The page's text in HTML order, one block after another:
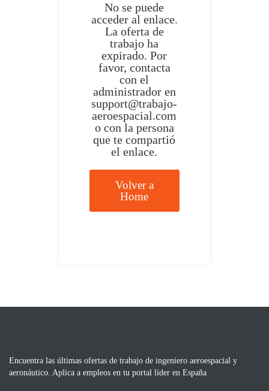
No se puede
acceder al enlace.
La oferta de
trabajo ha
expirado. Por
favor, contacta
con el
administrador en
support@trabajo-
aeroespacial.com
o con la persona
que te compartió
el enlace.
Volver a
Home
Encuentra las últimas ofertas de trabajo de ingeniero aeroespacial y
aeronáutico. Aplica a empleos en tu portal líder en España